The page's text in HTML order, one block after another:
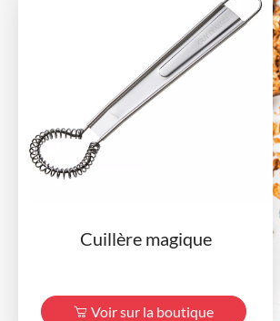
Cuillère magique
Voir sur la boutique